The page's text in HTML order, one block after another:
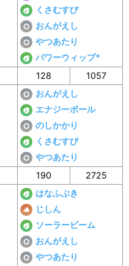
くさむすび
おんがえし
やつあたり
パワーウィップ*
128 1057
おんがえし
エナジーボール
のしかかり
くさむすび
やつあたり
190 2725
はなふぶき
じしん
ソーラービーム
おんがえし
やつあたり